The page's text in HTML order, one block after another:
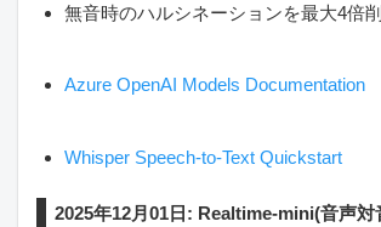
無音時のハルシネーションを最大4倍
Azure OpenAI Models Documentation
Whisper Speech-to-Text Quickstart
2025年12月01日: Realtime-mini(音声対